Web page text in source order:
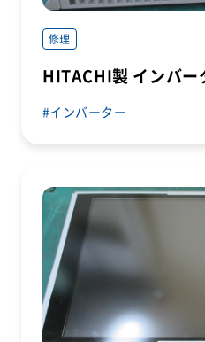
修理
HITACHI製 インバ
インバーター